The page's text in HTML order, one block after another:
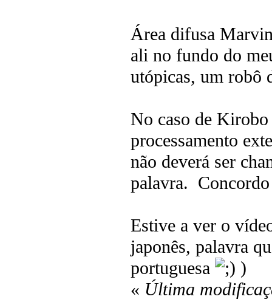
Área difusa
ali no fundo do
utópicas, um robô
No caso de
processamento
não deverá ser
palavra.
Estive a ver o
japonês, palavra
portuguesa
)
« Última